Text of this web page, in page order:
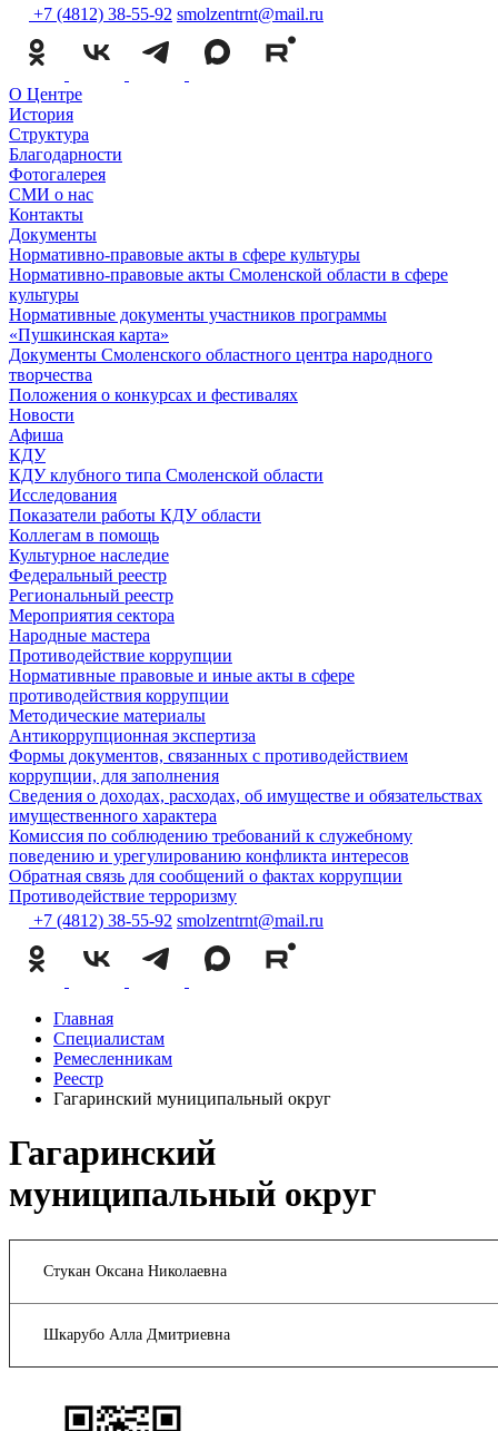
+7 (4812) 38-55-92 smolzentrnt@mail.ru
О Центре
История
Структура
Благодарности
Фотогалерея
СМИ о нас
Контакты
Документы
Нормативно-правовые акты в сфере культуры
Нормативно-правовые акты Смоленской области в сфере
культуры
Нормативные документы участников программы
«Пушкинская карта»
Документы Смоленского областного центра народного
творчества
Положения о конкурсах и фестивалях
Новости
Афиша
КДУ
КДУ клубного типа Смоленской области
Исследования
Показатели работы КДУ области
Коллегам в помощь
Культурное наследие
Федеральный реестр
Региональный реестр
Мероприятия сектора
Народные мастера
Противодействие коррупции
Нормативные правовые и иные акты в сфере
противодействия коррупции
Методические материалы
Антикоррупционная экспертиза
Формы документов, связанных с противодействием
коррупции, для заполнения
Сведения о доходах, расходах, об имуществе и обязательствах
имущественного характера
Комиссия по соблюдению требований к служебному
поведению и урегулированию конфликта интересов
Обратная связь для сообщений о фактах коррупции
Противодействие терроризму
+7 (4812) 38-55-92 smolzentrnt@mail.ru
Главная
Специалистам
Ремесленникам
Реестр
Гагаринский муниципальный округ
Гагаринский
муниципальный округ
Стукан Оксана Николаевна
Шкарубо Алла Дмитриевна